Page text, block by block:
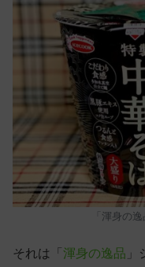
「渾身の
それは「 渾身の逸品 」